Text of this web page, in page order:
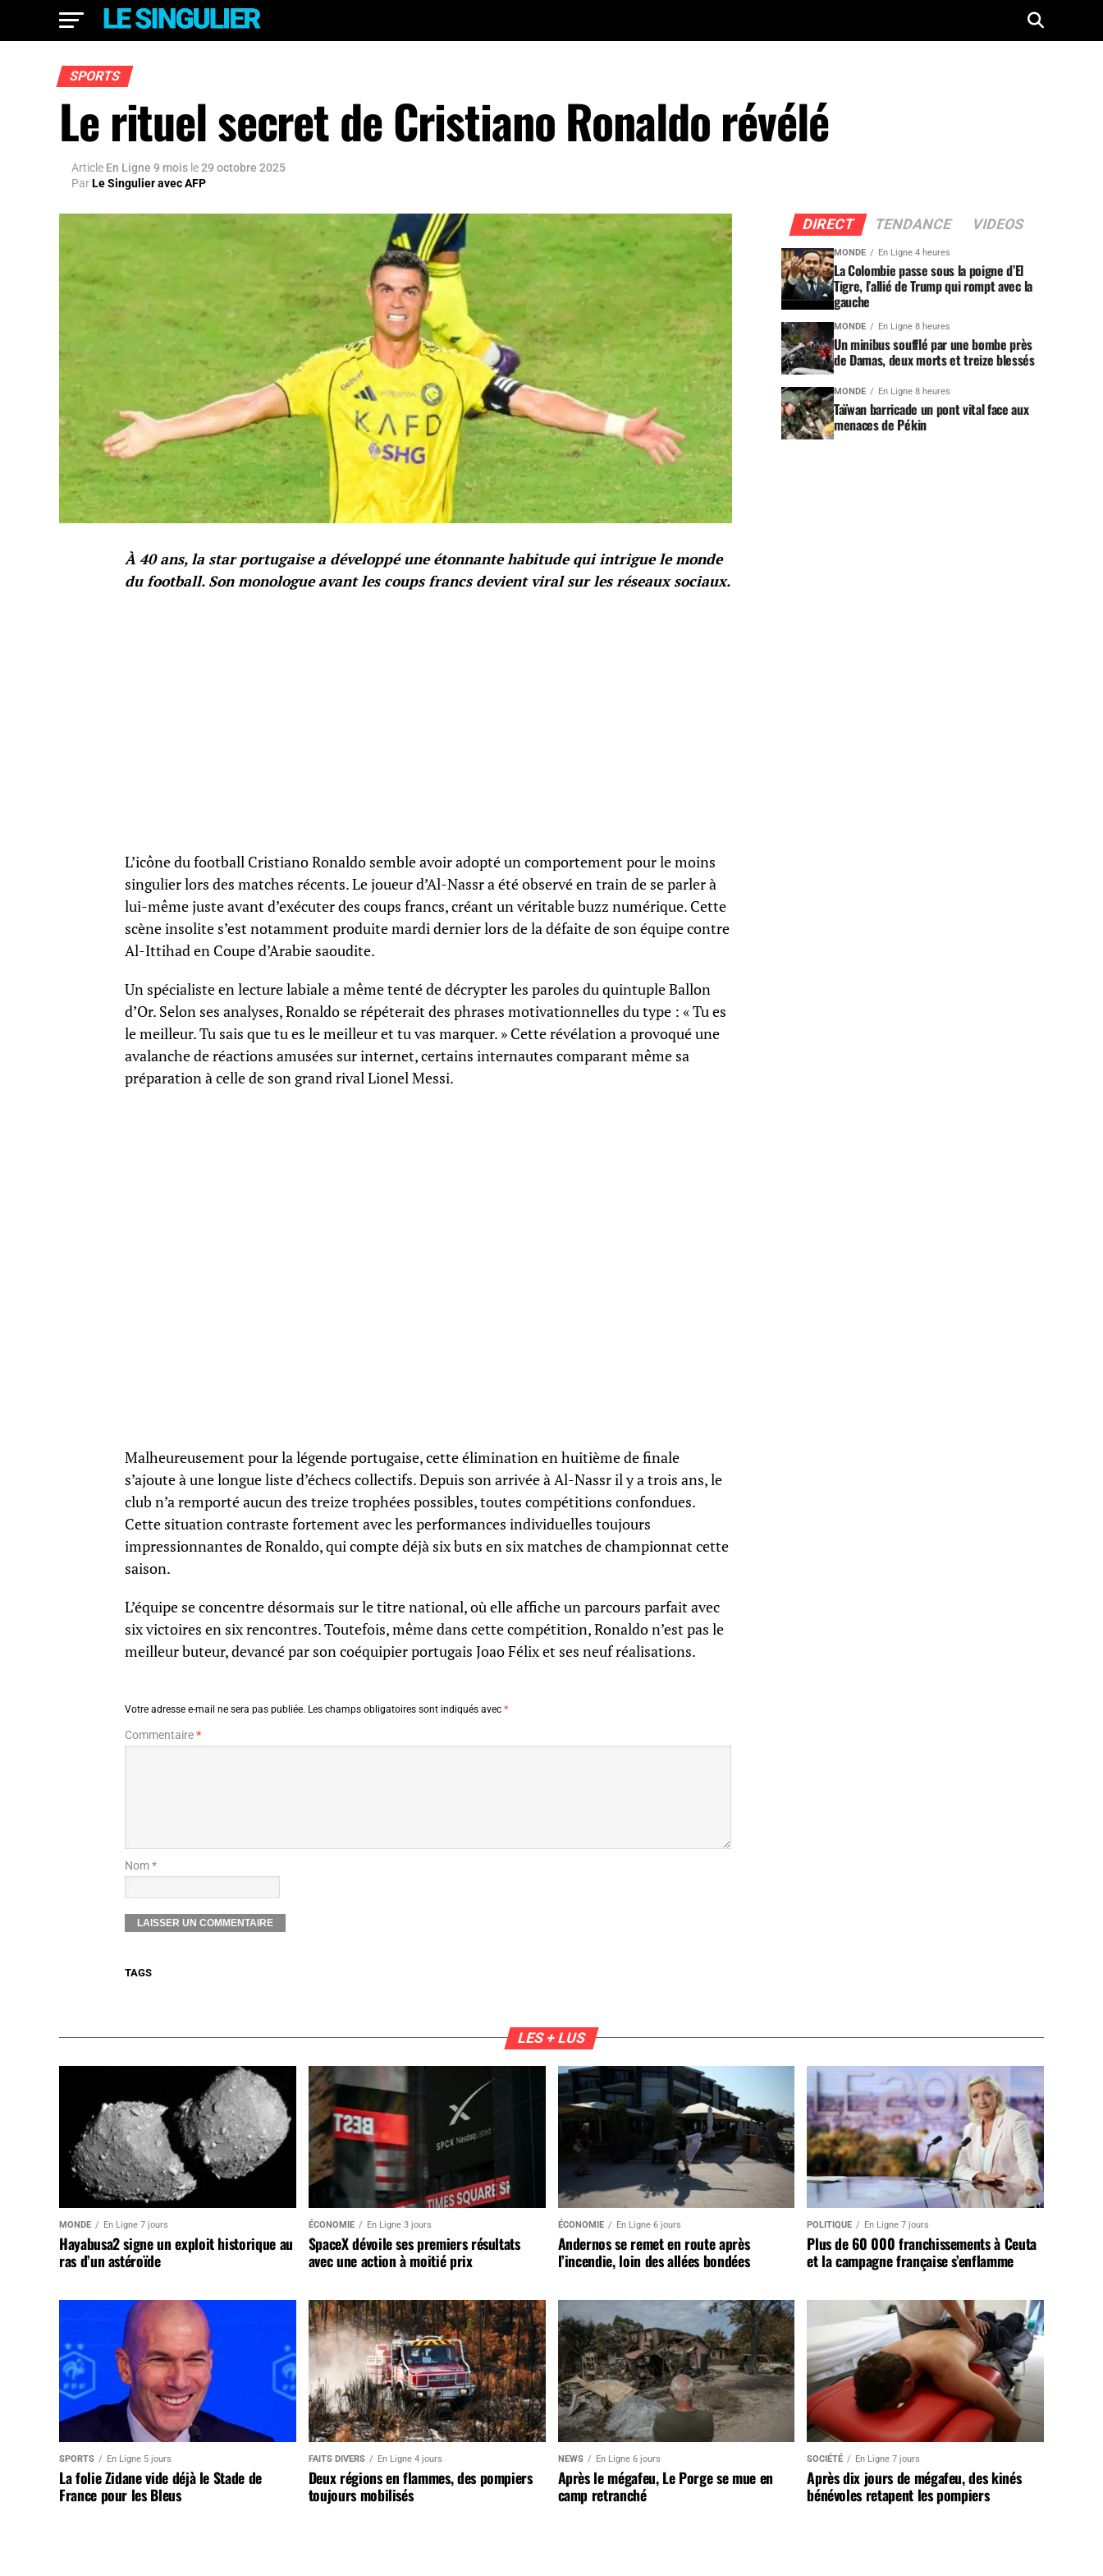
SPORTS
Le rituel secret de Cristiano Ronaldo révélé
Article En Ligne 9 mois le29 octobre 2025
ParLe Singulier avec AFP
À 40 ans, la star portugaise a développé une étonnante habitude qui intrigue le monde
du football. Son monologue avant les coups francs devient viral sur les réseaux sociaux.
L’icône du football Cristiano Ronaldo semble avoir adopté un comportement pour le moins
singulier lors des matches récents. Le joueur d’Al-Nassr a été observé en train de se parler à
lui-même juste avant d’exécuter des coups francs, créant un véritable buzz numérique. Cette
scène insolite s’est notamment produite mardi dernier lors de la défaite de son équipe contre
Al-Ittihad en Coupe d’Arabie saoudite.
Un spécialiste en lecture labiale a même tenté de décrypter les paroles du quintuple Ballon
d’Or. Selon ses analyses, Ronaldo se répéterait des phrases motivationnelles du type : « Tu es
le meilleur. Tu sais que tu es le meilleur et tu vas marquer. » Cette révélation a provoqué une
avalanche de réactions amusées sur internet, certains internautes comparant même sa
préparation à celle de son grand rival Lionel Messi.
Malheureusement pour la légende portugaise, cette élimination en huitième de finale
s’ajoute à une longue liste d’échecs collectifs. Depuis son arrivée à Al-Nassr il y a trois ans, le
club n’a remporté aucun des treize trophées possibles, toutes compétitions confondues.
Cette situation contraste fortement avec les performances individuelles toujours
impressionnantes de Ronaldo, qui compte déjà six buts en six matches de championnat cette
saison.
L’équipe se concentre désormais sur le titre national, où elle affiche un parcours parfait avec
six victoires en six rencontres. Toutefois, même dans cette compétition, Ronaldo n’est pas le
meilleur buteur, devancé par son coéquipier portugais Joao Félix et ses neuf réalisations.
Votre adresse e-mail ne sera pas publiée. Les champs obligatoires sont indiqués avec *
Commentaire*
Nom *
TAGS
DIRECT TENDANCE VIDEOS
MONDE En Ligne 4 heures
La Colombie passe sous la poigne d’El
Tigre, l’allié de Trump qui rompt avec la
gauche
MONDE En Ligne 8 heures
Un minibus soufflé par une bombe près
de Damas, deux morts et treize blessés
MONDE En Ligne 8 heures
Taïwan barricade un pont vital face aux
menaces de Pékin
LES + LUS
MONDE En Ligne 7 jours
Hayabusa2 signe un exploit historique au
ras d’un astéroïde
ÉCONOMIE En Ligne 3 jours
SpaceX dévoile ses premiers résultats
avec une action à moitié prix
ÉCONOMIE En Ligne 6 jours
Andernos se remet en route après
l’incendie, loin des allées bondées
POLITIQUE En Ligne 7 jours
Plus de 60 000 franchissements à Ceuta
et la campagne française s’enflamme
SPORTS En Ligne 5 jours
La folie Zidane vide déjà le Stade de
France pour les Bleus
FAITS DIVERS En Ligne 4 jours
Deux régions en flammes, des pompiers
toujours mobilisés
NEWS En Ligne 6 jours
Après le mégafeu, Le Porge se mue en
camp retranché
SOCIÉTÉ En Ligne 7 jours
Après dix jours de mégafeu, des kinés
bénévoles retapent les pompiers